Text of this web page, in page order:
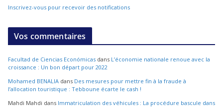
Inscrivez-vous pour recevoir des notifications
Vos commentaires
Facultad de Ciencias Económicas dans L’économie nationale renoue avec la
croissance : Un bon départ pour 2022
Mohamed BENALIA dans Des mesures pour mettre fin à la fraude à
l’allocation touristique : Tebboune écarte le cash !
Mahdi Mahdi dans Immatriculation des véhicules : La procédure bascule dans